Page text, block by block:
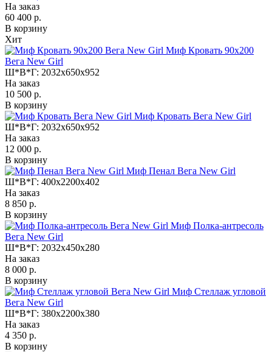
На заказ
60 400 р.
В корзину
Хит
Миф Кровать 90х200
Вега New Girl
Ш*В*Г: 2032x650x952
На заказ
10 500 р.
В корзину
Миф Кровать Вега New Girl
Ш*В*Г: 2032x650x952
На заказ
12 000 р.
В корзину
Миф Пенал Вега New Girl
Ш*В*Г: 400x2200x402
На заказ
8 850 р.
В корзину
Миф Полка-антресоль
Вега New Girl
Ш*В*Г: 2032x450x280
На заказ
8 000 р.
В корзину
Миф Стеллаж угловой
Вега New Girl
Ш*В*Г: 380x2200x380
На заказ
4 350 р.
В корзину